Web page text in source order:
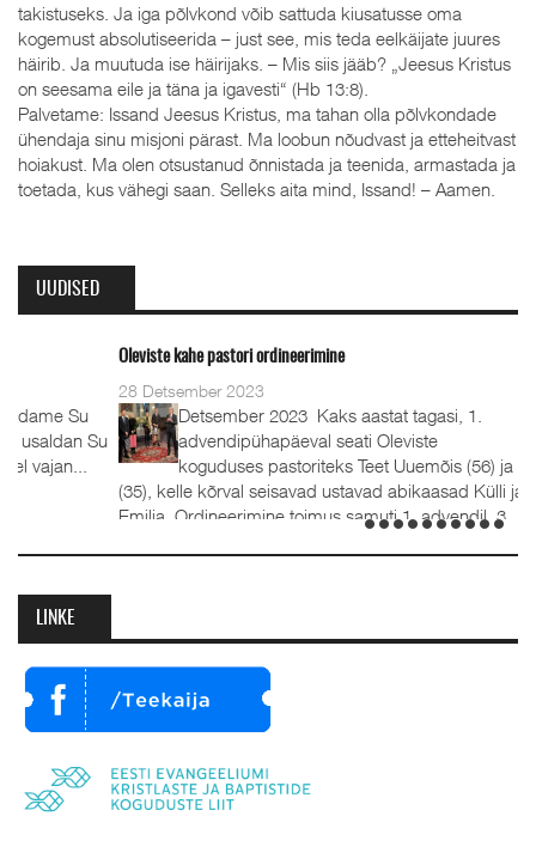
takistuseks. Ja iga põlvkond võib sattuda kiusatusse oma
kogemust absolutiseerida – just see, mis teda eelkäijate juures
häirib. Ja muutuda ise häirijaks. – Mis siis jääb? „Jeesus Kristus
on seesama eile ja täna ja igavesti“ (Hb 13:8).
Palvetame: Issand Jeesus Kristus, ma tahan olla põlvkondade
ühendaja sinu misjoni pärast. Ma loobun nõudvast ja etteheitvast
hoiakust. Ma olen otsustanud õnnistada ja teenida, armastada ja
toetada, kus vähegi saan. Selleks aita mind, Issand! – Aamen.
UUDISED
Oleviste kahe pastori ordineerimine
28 Detsember 2023
Detsember 2023 Kaks aastat tagasi, 1.
advendipühapäeval seati Oleviste
koguduses pastoriteks Teet Uuemõis (56) ja Rait Tõnnori
(35), kelle kõrval seisavad ustavad abikaasad Külli ja Hanna-
Emilia. Ordineerimine toimus samuti 1. advendil, 3.
LINKE